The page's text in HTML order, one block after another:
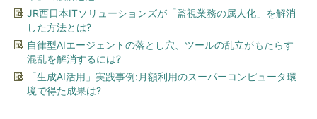
画面4 サーバへの接続方法の選択画
Settings］を選択するのが無難
JR西日本ITソリューションズが「監視業務の属人化」を解消
した方法とは?
自律型AIエージェントの落とし穴、ツールの乱立がもたらす
混乱を解消するには?
「生成AI活用」実践事例:月額利用のスーパーコンピュータ環
境で得た成果は?